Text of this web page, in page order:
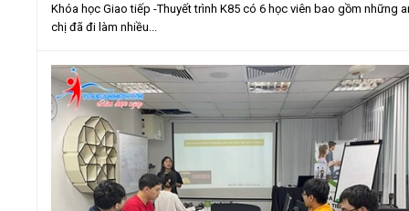
Khóa học Giao tiếp -Thuyết trình K85 có 6 học viên bao gồm những
chị đã đi làm nhiều...